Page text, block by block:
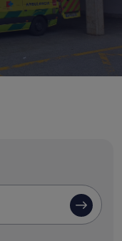
de migas